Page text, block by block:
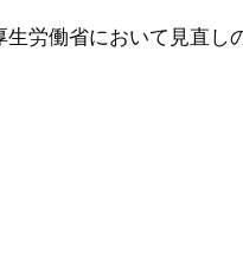
労働省において見直し